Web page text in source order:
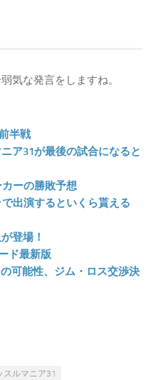
気な発言をしますね。
半戦
ア31が最後の試合になると
ーの勝敗予想
出演するといくら貰える
登場！
ド最新版
可能性、ジム・ロス交渉決
スルマニア31